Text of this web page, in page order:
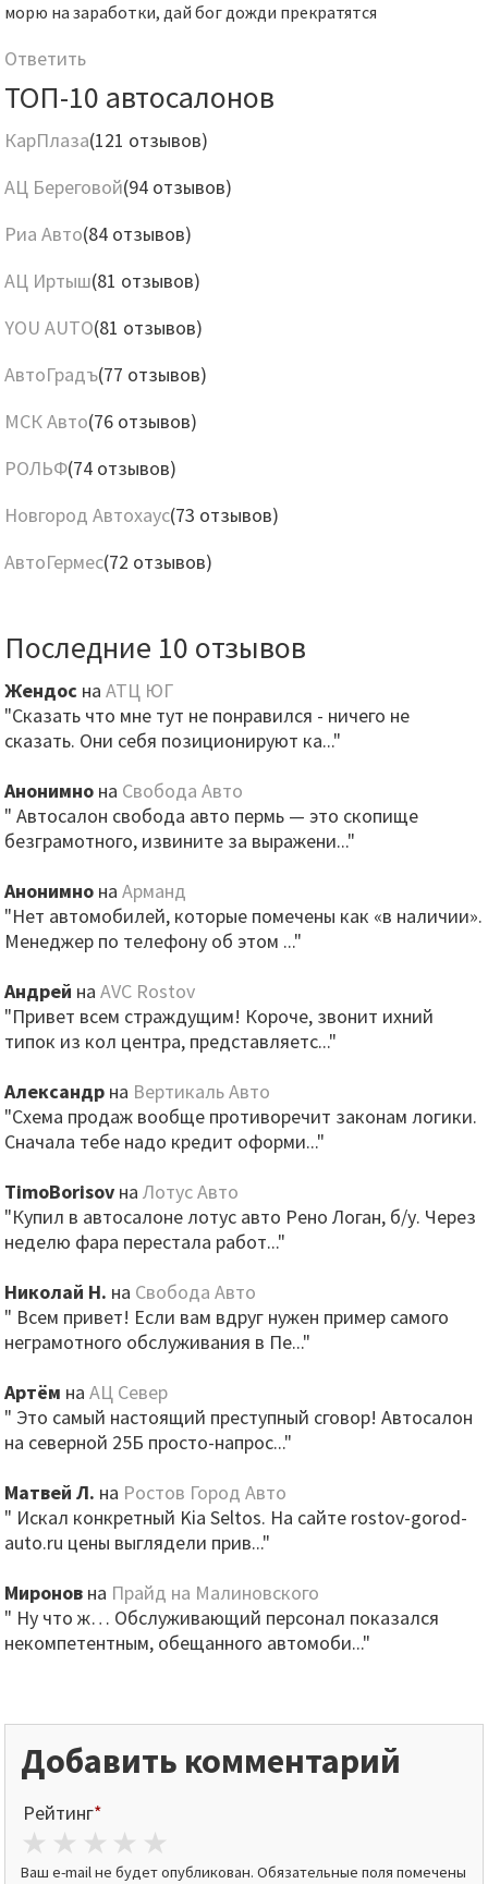
морю на заработки, дай бог дожди прекратятся
Ответить
ТОП-10 автосалонов
КарПлаза(121 отзывов)
АЦ Береговой(94 отзывов)
Риа Авто(84 отзывов)
АЦ Иртыш(81 отзывов)
YOU AUTO(81 отзывов)
АвтоГрадъ(77 отзывов)
МСК Авто(76 отзывов)
РОЛЬФ(74 отзывов)
Новгород Автохаус(73 отзывов)
АвтоГермес(72 отзывов)
Последние 10 отзывов
Жендос наАТЦ ЮГ
"Сказать что мне тут не понравился - ничего не
сказать. Они себя позиционируют ка..."
Анонимно на Свобода Авто
" Автосалон свобода авто пермь — это скопище
безграмотного, извините за выражени..."
Анонимно наАрманд
"Нет автомобилей, которые помечены как «в наличии».
Менеджер по телефону об этом ..."
Андрей наAVC Rostov
"Привет всем страждущим! Короче, звонит ихний
типок из кол центра, представляетс..."
Александр на Вертикаль Авто
"Схема продаж вообще противоречит законам логики.
Сначала тебе надо кредит оформи..."
TimoBorisov наЛотус Авто
"Купил в автосалоне лотус авто Рено Логан, б/у. Через
неделю фара перестала работ..."
Николай Н. на Свобода Авто
" Всем привет! Если вам вдруг нужен пример самого
неграмотного обслуживания в Пе..."
Артём наАЦ Север
" Это самый настоящий преступный сговор! Автосалон
на северной 25Б просто-напрос..."
Матвей Л. на Ростов Город Авто
" Искал конкретный Kia Seltos. На сайте rostov-gorod-
auto.ru цены выглядели прив..."
Миронов на Прайд на Малиновского
" Ну что ж… Обслуживающий персонал показался
некомпетентным, обещанного автомоби..."
Добавить комментарий
Рейтинг*
4 stars
3 stars
2 stars
1 star
Ваш e-mail не будет опубликован. Обязательные поля помечены